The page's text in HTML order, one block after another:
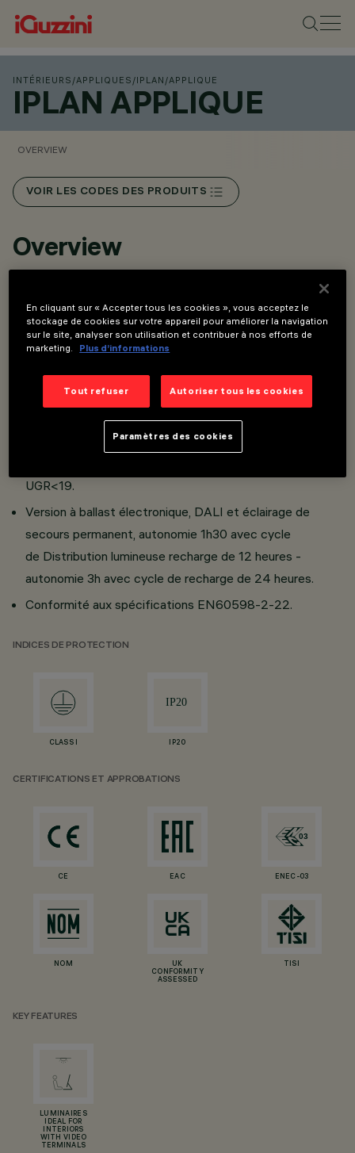
INTÉRIEURS /APPLIQUES /IPLAN /APPLIQUE
IPLAN APPLIQUE
OVERVIEW
VOIR LES CODES DES PRODUITS
Overview
Groupe optique avec profils latérauxen aluminium
extrudé ; emboutsde fermeture en polycarbonate
d’acier ;écran diffuseur en méthacrylate avecmicro-
prismes et film diffusant enpolycarbonate opale.
Excellent confort visuel.
UGR<19.
Version à ballast électronique, DALI et éclairage de
secours permanent, autonomie 1h30 avec cycle
de Distribution lumineuse recharge de 12 heures -
autonomie 3h avec cycle de recharge de 24 heures.
Conformité aux spécifications EN60598-2-22.
INDICES DE PROTECTION
CLASS I IP20
CERTIFICATIONS ET APPROBATIONS
CE EAC ENEC-03
NOM
UK
CONFORMITY
ASSESSED
TISI
KEY FEATURES
LUMINAIRES
IDEAL FOR
INTERIORS
WITH VIDEO
TERMINALS
En cliquant sur « Accepter tous les cookies », vous acceptez le
stockage de cookies sur votre appareil pour améliorer la navigation
sur le site, analyser son utilisation et contribuer à nos efforts de
marketing.
Plus d’informations
Tout refuser Autoriser tous les cookies
Paramètres des cookies